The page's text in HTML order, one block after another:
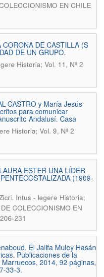
EN CHILE
CORONA DE CASTILLA (S
DE UN GRUPO.
Historia; Vol. 11, Nº 2
CASTRO y María Jesús
para comunicar
Andalusí. Casa
Historia; Vol. 9, Nº 2
ESTER UNA LÍDER
(1909-
. Intus - legere Historia;
COLECCIONISMO EN
231
El Jalifa Muley Hasán
Publicaciones de la
2014, 92 páginas,
33-3.